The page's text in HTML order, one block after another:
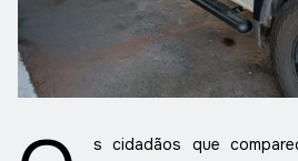
s cidadãos que